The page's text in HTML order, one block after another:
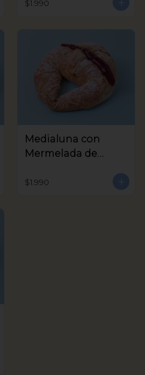
$1.990
Medialuna con
Mermelada de
$1.990